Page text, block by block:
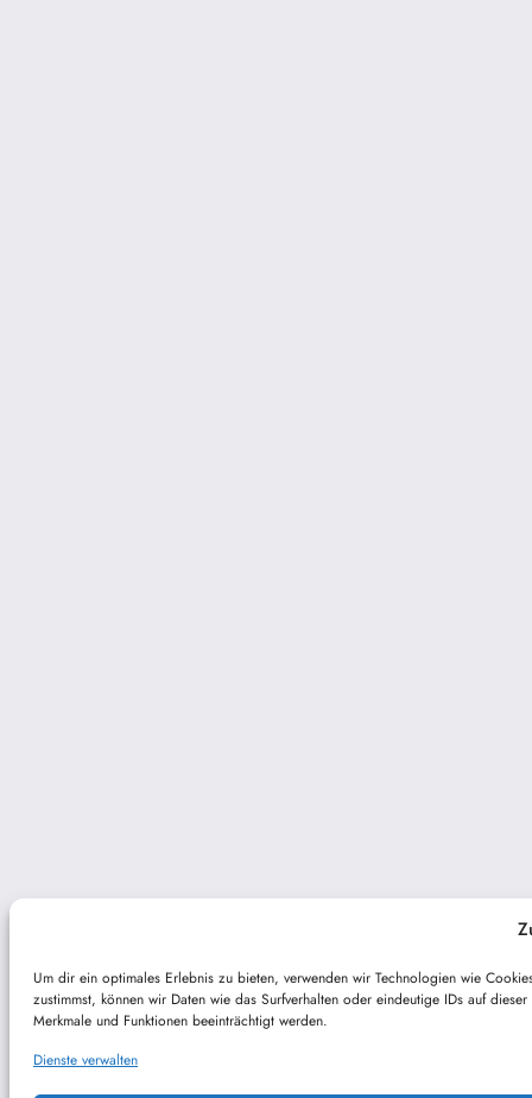
Um dir ein optimales Erlebnis zu bieten, verwenden wir Technologien wie
zustimmst, können wir Daten wie das Surfverhalten oder eindeutige IDs auf
Merkmale und Funktionen beeinträchtigt werden.
Dienste verwalten